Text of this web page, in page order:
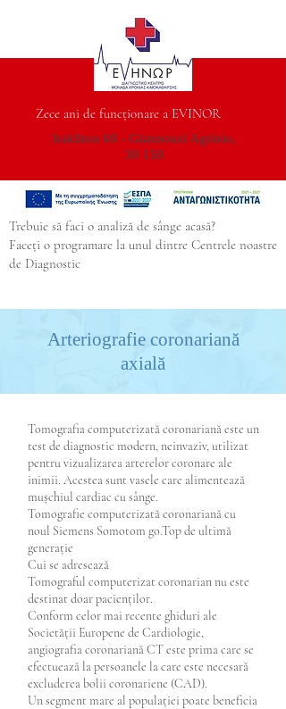
Zece ani de funcționare a EVINOR
Iraklitou 60 - Giannouzi Agrinio,
30 150
Trebuie să faci o analiză de sânge acasă?
Faceți o programare la unul dintre Centrele noastre
de Diagnostic
Arteriografie coronariană
axială
Tomografia computerizată coronariană este un
test de diagnostic modern, neinvaziv, utilizat
pentru vizualizarea arterelor coronare ale
inimii. Acestea sunt vasele care alimentează
mușchiul cardiac cu sânge.
Tomografie computerizată coronariană cu
noul Siemens Somotom go.Top de ultimă
generație
Cui se adresează
Tomograful computerizat coronarian nu este
destinat doar pacienților.
Conform celor mai recente ghiduri ale
Societății Europene de Cardiologie,
angiografia coronariană CT este prima care se
efectuează la persoanele la care este necesară
excluderea bolii coronariene (CAD).
Un segment mare al populației poate beneficia